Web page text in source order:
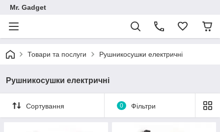
Mr. Gadget
Товари та послуги Рушникосушки електричні
Рушникосушки електричні
Сортування 0 Фільтри